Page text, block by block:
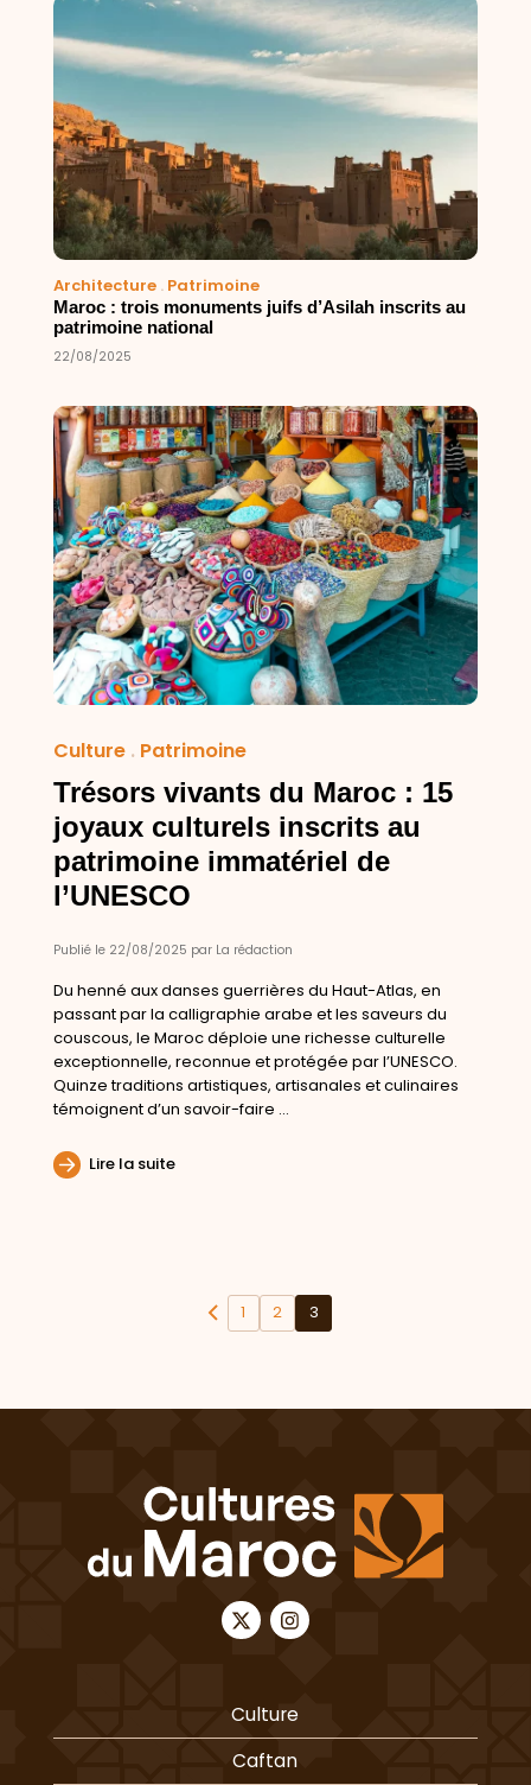
Architecture. Patrimoine
Maroc : trois monuments juifs d’Asilah inscrits au
patrimoine national
22/08/2025
Culture. Patrimoine
Trésors vivants du Maroc : 15
joyaux culturels inscrits au
patrimoine immatériel de
l’UNESCO
Publié le 22/08/2025 par La rédaction
Du henné aux danses guerrières du Haut-Atlas, en
passant par la calligraphie arabe et les saveurs du
couscous, le Maroc déploie une richesse culturelle
exceptionnelle, reconnue et protégée par l’UNESCO.
Quinze traditions artistiques, artisanales et culinaires
témoignent d’un savoir-faire ...
Lire la suite
1 2 3
Culture
Caftan